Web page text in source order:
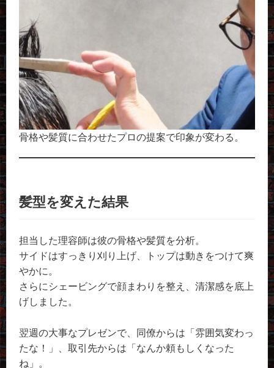
骨格や髪質に合わせたプロの提案で印象が変わる。
髪型を変えた結果
担当した理容師は彼の骨格や髪質を分析。
サイドはすっきり刈り上げ、トップは動きをつけて爽
やかに。
さらにシェービングで顔まわりを整え、清潔感を底上
げしました。
翌週の大事なプレゼンで、同僚からは「雰囲気変わっ
たな！」、取引先からは「なんか頼もしくなった
ね」。